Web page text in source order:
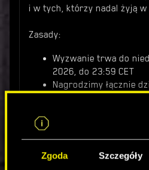
Zgoda Szczegóły
i w tych, którzy nadal żyją w
Zasady:
Wyzwanie trwa do
2026, do 23:59 CET
Nagrodzimy łącznie
Możecie wysłać swój
Forum w
kanale #city-of-
Discordzie. Liczy się